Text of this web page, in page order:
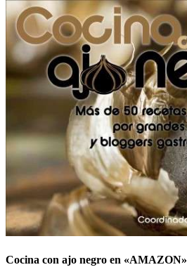
Cocina con ajo negro en «AMAZON»